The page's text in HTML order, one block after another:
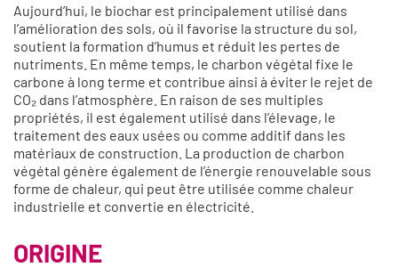
Aujourd’hui, le biochar est principalement utilisé dans
l’amélioration des sols, où il favorise la structure du sol,
soutient la formation d’humus et réduit les pertes de
nutriments. En même temps, le charbon végétal fixe le
carbone à long terme et contribue ainsi à éviter le rejet de
CO₂ dans l’atmosphère. En raison de ses multiples
propriétés, il est également utilisé dans l’élevage, le
traitement des eaux usées ou comme additif dans les
matériaux de construction. La production de charbon
végétal génère également de l’énergie renouvelable sous
forme de chaleur, qui peut être utilisée comme chaleur
industrielle et convertie en électricité.
ORIGINE